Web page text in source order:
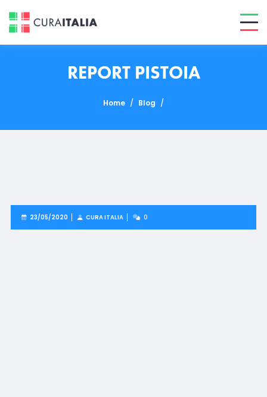
REPORT PISTOIA
Home / Blog /
23/05/2020 CURA ITALIA 0